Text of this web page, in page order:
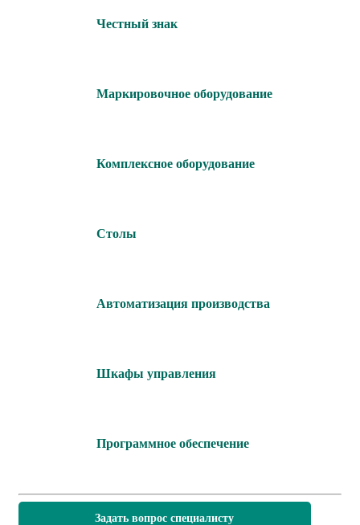
Честный знак
Маркировочное оборудование
Комплексное оборудование
Столы
Автоматизация производства
Шкафы управления
Программное обеспечение
Задать вопрос специалисту